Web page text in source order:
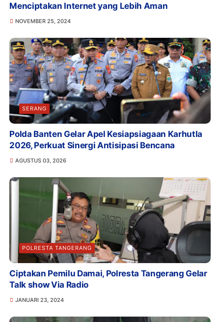
Menciptakan Internet yang Lebih Aman
NOVEMBER 25, 2024
SERANG
Polda Banten Gelar Apel Kesiapsiagaan Karhutla
2026, Perkuat Sinergi Antisipasi Bencana
AGUSTUS 03, 2026
POLRESTA TANGERANG
Ciptakan Pemilu Damai, Polresta Tangerang Gelar
Talk show Via Radio
JANUARI 23, 2024